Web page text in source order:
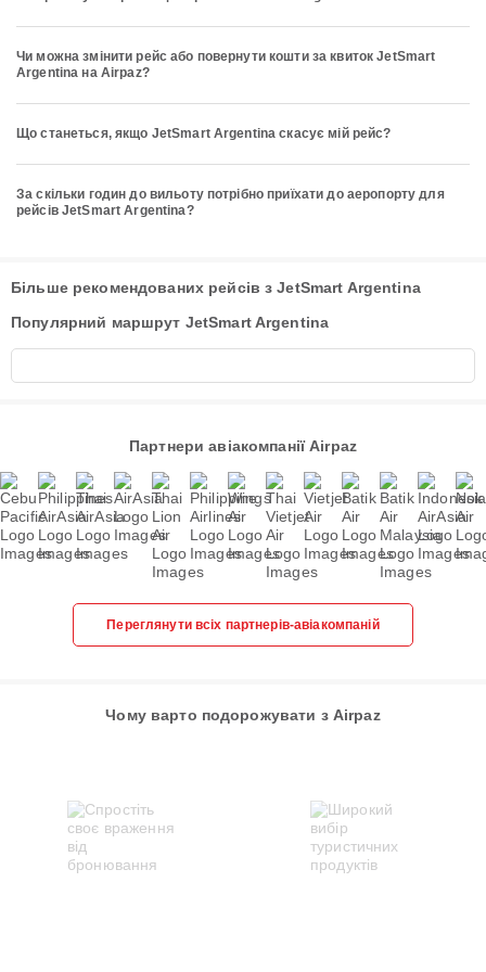
Чи можна змінити рейс або повернути кошти за квиток JetSmart
Argentina на Airpaz?
Що станеться, якщо JetSmart Argentina скасує мій рейс?
За скільки годин до вильоту потрібно приїхати до аеропорту для
рейсів JetSmart Argentina?
Більше рекомендованих рейсів з JetSmart Argentina
Популярний маршрут JetSmart Argentina
Партнери авіакомпанії Airpaz
Переглянути всіх партнерів-авіакомпаній
Чому варто подорожувати з Airpaz